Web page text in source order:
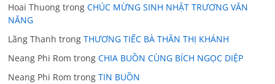
Hoai Thuong trongCHÚC MỪNG SINH NHẬT TRƯƠNG VĂN
NĂNG
Lãng Thanh trongTHƯƠNG TIẾC BÀ THÂN THỊ KHÁNH
Neang Phi Rom trongCHIA BUỒN CÙNG BÍCH NGỌC DIỆP
Neang Phi Rom trongTIN BUỒN